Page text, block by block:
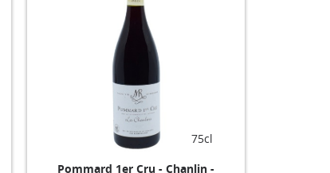
75cl
Pommard 1er Cru - Chanlin -